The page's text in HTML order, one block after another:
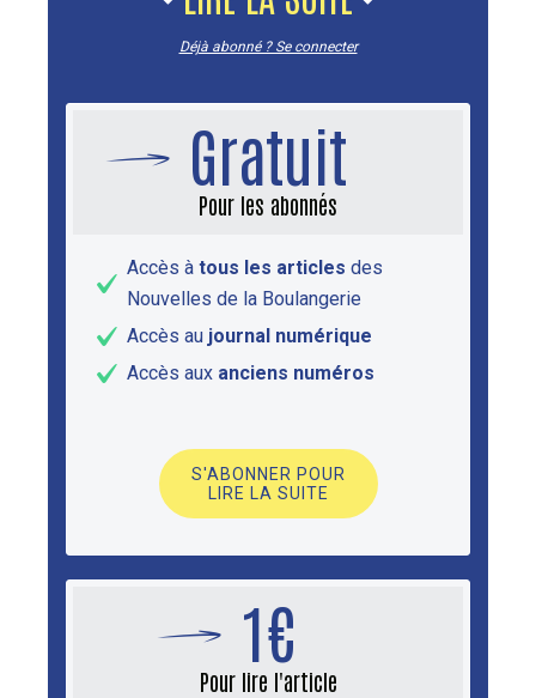
Déjà abonné ? Se connecter
Gratuit
Pour les abonnés
Accès à tous les articles des
Nouvelles de la Boulangerie
Accès au journal numérique
Accès aux anciens numéros
S'ABONNER POUR
LIRE LA SUITE
1€
Pour lire l'article